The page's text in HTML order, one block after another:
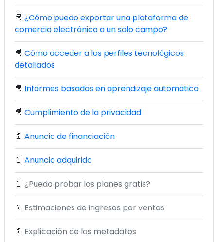
🎥 ¿Cómo puedo exportar una plataforma de
comercio electrónico a un solo campo?
🎥 Cómo acceder a los perfiles tecnológicos
detallados
🎥 Informes basados en aprendizaje automático
🎥 Cumplimiento de la privacidad
📄 Anuncio de financiación
📄 Anuncio adquirido
📄 ¿Puedo probar los planes gratis?
📄 Estimaciones de ingresos por ventas
📄 Explicación de los metadatos